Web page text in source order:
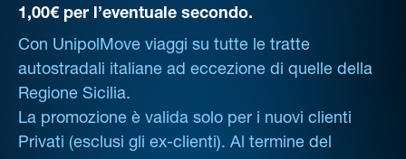
1,00€ per l’eventuale secondo.
Con UnipolMove viaggi su tutte le tratte
autostradali italiane ad eccezione di quelle della
Regione Sicilia.
La promozione è valida solo per i nuovi clienti
Privati (esclusi gli ex-clienti). Al termine del